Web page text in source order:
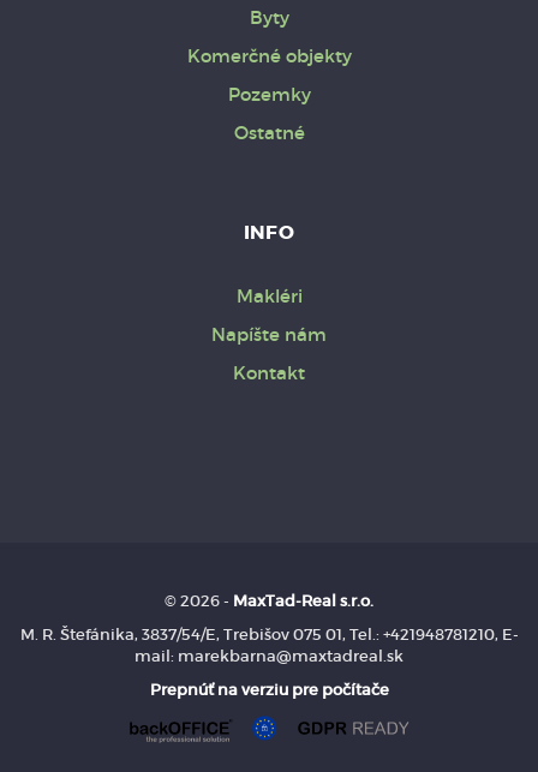
Byty
Komerčné objekty
Pozemky
Ostatné
INFO
Makléri
Napíšte nám
Kontakt
© 2026 - MaxTad-Real s.r.o.
M. R. Štefánika, 3837/54/E, Trebišov 075 01, Tel.: +421948781210, E-
mail: marekbarna@maxtadreal.sk
Prepnúť na verziu pre počítače